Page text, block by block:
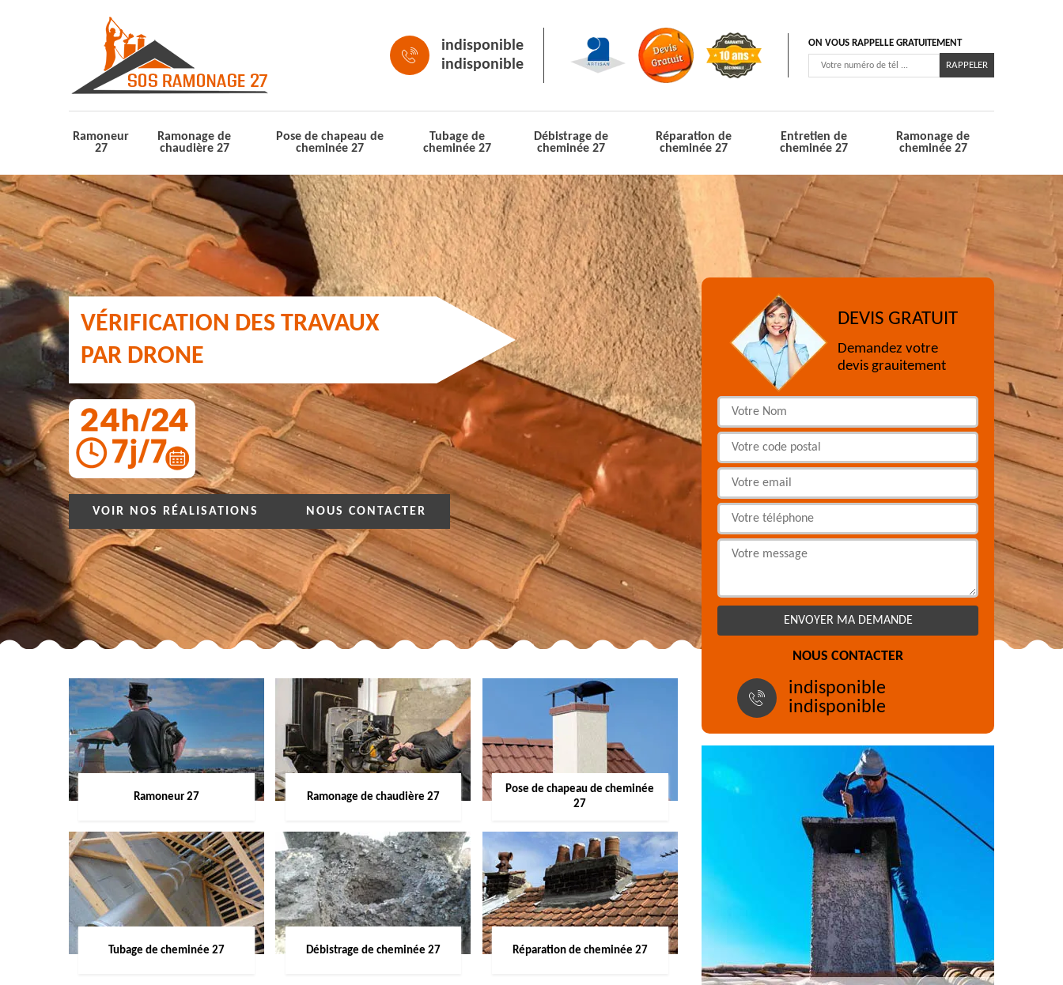
indisponible
indisponible
ON VOUS RAPPELLE GRATUITEMENT
Ramoneur
27
Ramonage de
chaudière 27
Pose de chapeau de
cheminée 27
Tubage de
cheminée 27
Débistrage de
cheminée 27
Réparation de
cheminée 27
Entretien de
cheminée 27
Ramonage de
cheminée 27
VÉRIFICATION DES TRAVAUX
PAR DRONE
VOIR NOS RÉALISATIONS NOUS CONTACTER
Ramoneur 27 Ramonage de chaudière 27
Pose de chapeau de cheminée
27
Tubage de cheminée 27 Débistrage de cheminée 27 Réparation de cheminée 27
DEVIS GRATUIT
Demandez votre
devis grauitement
NOUS CONTACTER
indisponible
indisponible